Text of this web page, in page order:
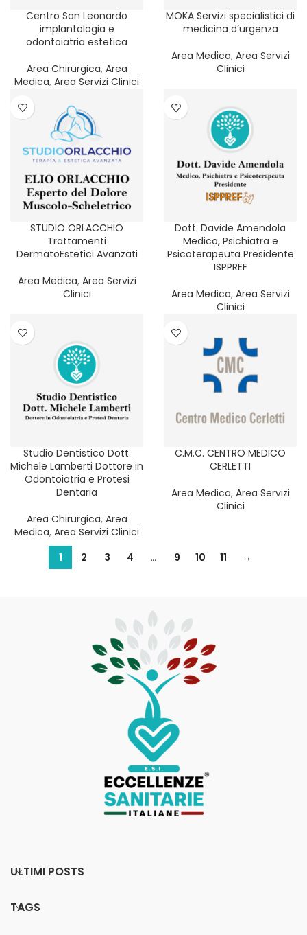
Centro San Leonardo
implantologia e
odontoiatria estetica
Area Chirurgica, Area
Medica, Area Servizi Clinici
MOKA Servizi specialistici di
medicina d’urgenza
Area Medica, Area Servizi
Clinici
STUDIO ORLACCHIO
Trattamenti
DermatoEstetici Avanzati
Area Medica, Area Servizi
Clinici
Dott. Davide Amendola
Medico, Psichiatra e
Psicoterapeuta Presidente
ISPPREF
Area Medica, Area Servizi
Clinici
Studio Dentistico Dott.
Michele Lamberti Dottore in
Odontoiatria e Protesi
Dentaria
Area Chirurgica, Area
Medica, Area Servizi Clinici
C.M.C. CENTRO MEDICO
CERLETTI
Area Medica, Area Servizi
Clinici
1 2 3 4 … 9 10 11 →
ULTIMI POSTS
TAGS